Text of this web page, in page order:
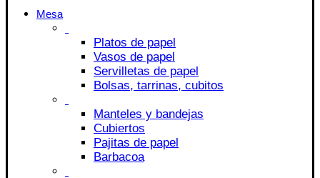
Mesa
Platos de papel
Vasos de papel
Servilletas de papel
Bolsas, tarrinas, cubitos
Manteles y bandejas
Cubiertos
Pajitas de papel
Barbacoa